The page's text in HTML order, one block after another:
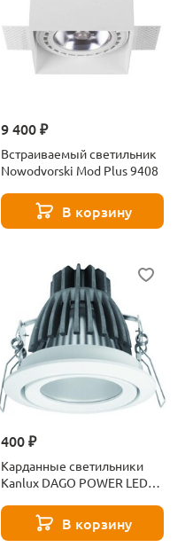
9 400 ₽
Встраиваемый светильник
Nowodvorski Mod Plus 9408
В корзину
400 ₽
Карданные светильники
Kanlux DAGO POWER LED
В корзину